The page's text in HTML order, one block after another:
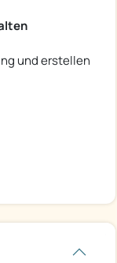
und erstellen